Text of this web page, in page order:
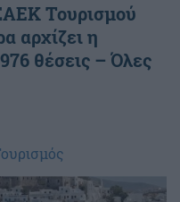
Τουρισμού
αρχίζει η
θέσεις – Όλες